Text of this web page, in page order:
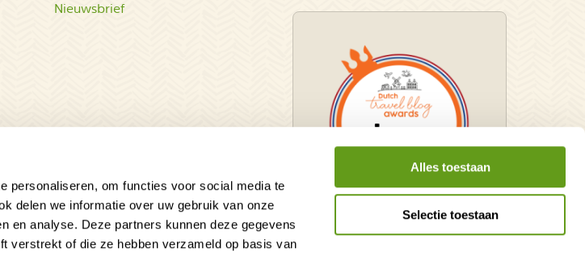
personaliseren, om functies voor social media te
delen we informatie over uw gebruik van onze
en analyse. Deze partners kunnen deze gegevens
verstrekt of die ze hebben verzameld op basis van
Alles toestaan
Selectie toestaan
Nieuwsbrief